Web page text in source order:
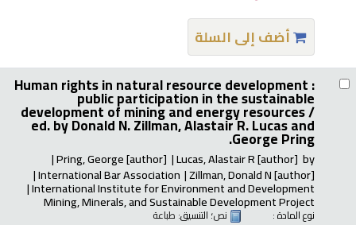
أضف إلى السلة
Human rights in natural resource development :
public participation in the sustainable
development of mining and energy resources /
ed. by Donald N. Zillman, Alastair R. Lucas and
George Pring.
by
Lucas, Alastair R[author]
Pring, George[author]
Zillman, Donald N[author]
International Bar Association
International Institute for Environment and Development
Mining, Minerals, and Sustainable Development Project
نوع المادة : نص؛ التنسيق: طباعة